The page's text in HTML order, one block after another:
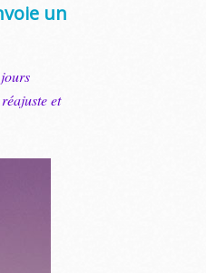
un
et